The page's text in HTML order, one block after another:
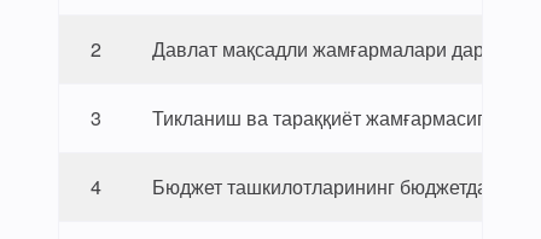
2 Давлат мақсадли жамғармалари
3 Тикланиш ва тараққиёт жамғармасига
4 Бюджет ташкилотларининг бюджетдан